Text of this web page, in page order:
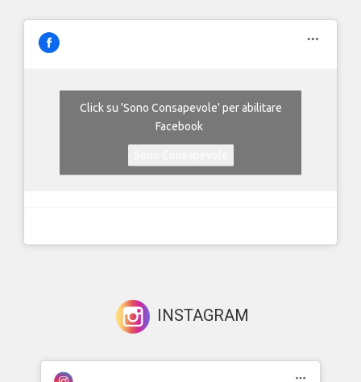
Click su 'Sono Consapevole' per abilitare
Facebook
INSTAGRAM